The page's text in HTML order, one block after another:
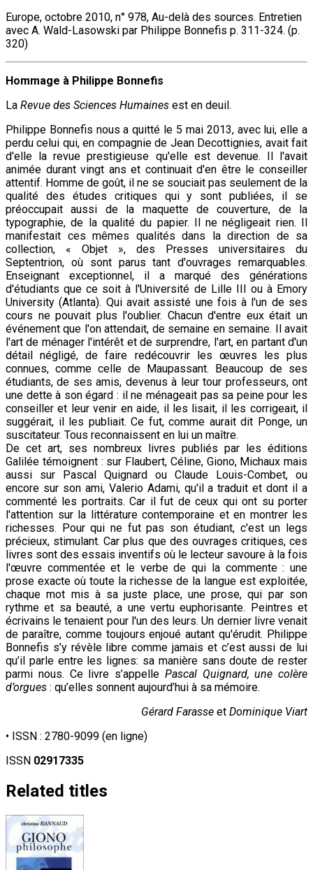
Europe, octobre 2010, n° 978, Au-delà des sources. Entretien
avec A. Wald-Lasowski par Philippe Bonnefis p. 311-324. (p.
320)
Hommage à Philippe Bonnefis
La Revue des Sciences Humaines est en deuil.
Philippe Bonnefis nous a quitté le 5 mai 2013, avec lui, elle a
perdu celui qui, en compagnie de Jean Decottignies, avait fait
d'elle la revue prestigieuse qu'elle est devenue. Il l'avait
animée durant vingt ans et continuait d'en être le conseiller
attentif. Homme de goût, il ne se souciait pas seulement de la
qualité des études critiques qui y sont publiées, il se
préoccupait aussi de la maquette de couverture, de la
typographie, de la qualité du papier. Il ne négligeait rien. Il
manifestait ces mêmes qualités dans la direction de sa
collection, « Objet », des Presses universitaires du
Septentrion, où sont parus tant d'ouvrages remarquables.
Enseignant exceptionnel, il a marqué des générations
d'étudiants que ce soit à l'Université de Lille III ou à Emory
University (Atlanta). Qui avait assisté une fois à l'un de ses
cours ne pouvait plus l'oublier. Chacun d'entre eux était un
événement que l'on attendait, de semaine en semaine. Il avait
l'art de ménager l'intérêt et de surprendre, l'art, en partant d'un
détail négligé, de faire redécouvrir les œuvres les plus
connues, comme celle de Maupassant. Beaucoup de ses
étudiants, de ses amis, devenus à leur tour professeurs, ont
une dette à son égard : il ne ménageait pas sa peine pour les
conseiller et leur venir en aide, il les lisait, il les corrigeait, il
suggérait, il les publiait. Ce fut, comme aurait dit Ponge, un
suscitateur. Tous reconnaissent en lui un maître.
De cet art, ses nombreux livres publiés par les éditions
Galilée témoignent : sur Flaubert, Céline, Giono, Michaux mais
aussi sur Pascal Quignard ou Claude Louis-Combet, ou
encore sur son ami, Valerio Adami, qu'il a traduit et dont il a
commenté les portraits. Car il fut de ceux qui ont su porter
l'attention sur la littérature contemporaine et en montrer les
richesses. Pour qui ne fut pas son étudiant, c'est un legs
précieux, stimulant. Car plus que des ouvrages critiques, ces
livres sont des essais inventifs où le lecteur savoure à la fois
l'œuvre commentée et le verbe de qui la commente : une
prose exacte où toute la richesse de la langue est exploitée,
chaque mot mis à sa juste place, une prose, qui par son
rythme et sa beauté, a une vertu euphorisante. Peintres et
écrivains le tenaient pour l'un des leurs. Un dernier livre venait
de paraître, comme toujours enjoué autant qu'érudit. Philippe
Bonnefis s’y révèle libre comme jamais et c’est aussi de lui
qu’il parle entre les lignes: sa manière sans doute de rester
parmi nous. Ce livre s’appelle Pascal Quignard, une colère
d’orgues : qu’elles sonnent aujourd’hui à sa mémoire.
Gérard Farasse et Dominique Viart
• ISSN : 2780-9099 (en ligne)
ISSN 02917335
Related titles